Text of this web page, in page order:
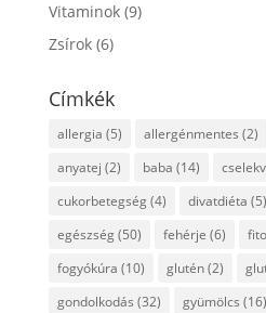
Vitaminok(9)
Zsírok(6)
Címkék
allergia (5) allergénmentes (2)
anyatej (2) baba (14)
cukorbetegség(4) divatdiéta (5)
egészség(50) fehérje (6)
fogyókúra (10) glutén(2)
gondolkodás (32) gyümölcs (16)